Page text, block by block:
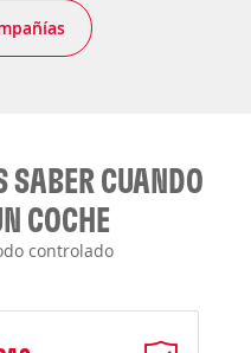
SABER CUANDO
COCHE
controlado